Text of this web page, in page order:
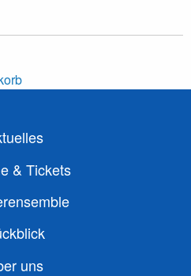
& Tickets
uns